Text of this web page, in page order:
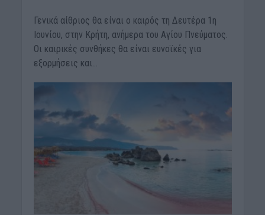
Γενικά αίθριος θα είναι ο καιρός τη Δευτέρα 1η
Ιουνίου, στην Κρήτη, ανήμερα του Αγίου Πνεύματος.
Οι καιρικές συνθήκες θα είναι ευνοϊκές για
εξορμήσεις και...